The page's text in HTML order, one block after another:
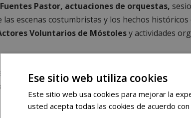
Fuentes Pastor, actuaciones de orquestas,
escenas costumbristas y los hechos históricos
Voluntarios de Móstolesy actividades
más pequeños también se incluirán novedades
Además, en la Plaza de España se podrá
Ese sitio web utiliza cookies
Este sitio web usa cookies para mejorar la
usted acepta todas las cookies de acuerdo